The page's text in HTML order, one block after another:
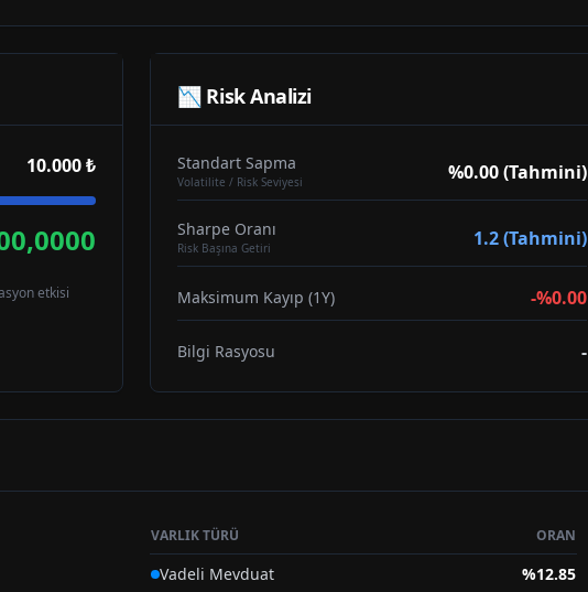
10.000 ₺
etkisi
📉 Risk Analizi
Standart Sapma
Volatilite / Risk Seviyesi %0.00 (Tahmini)
Sharpe Oranı
Risk Başına Getiri 1.2 (Tahmini)
Maksimum Kayıp (1Y) -%0.00
Bilgi Rasyosu -
VARLIK TÜRÜ ORAN
Vadeli Mevduat %12.85